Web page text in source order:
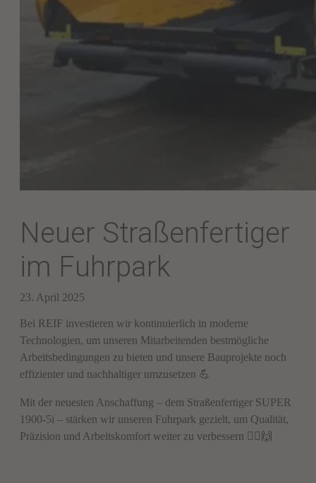
Neuer Straßenfertiger
im Fuhrpark
23. April 2025
Bei REIF investieren wir kontinuierlich in moderne
Technologien, um unseren Mitarbeitenden bestmögliche
Arbeitsbedingungen zu bieten und unsere Bauprojekte noch
effizienter und nachhaltiger umzusetzen 💪
Mit der neuesten Anschaffung – dem Straßenfertiger SUPER
1900-5i – stärken wir unseren Fuhrpark gezielt, um Qualität,
Präzision und Arbeitskomfort weiter zu verbessern 👷‍♂️🙌